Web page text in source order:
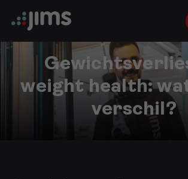
weight health:
verschil?